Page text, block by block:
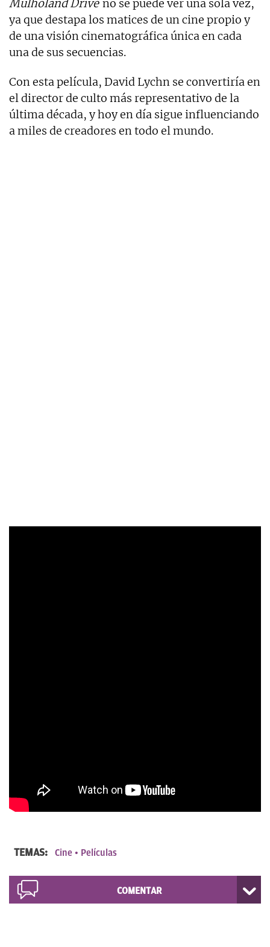
Mulholand Drive no se puede ver una sola vez,
ya que destapa los matices de un cine propio y
de una visión cinematográfica única en cada
una de sus secuencias.
Con esta película, David Lychn se convertiría en
el director de culto más representativo de la
última década, y hoy en día sigue influenciando
a miles de creadores en todo el mundo.
TEMAS: Cine Películas
COMENTAR